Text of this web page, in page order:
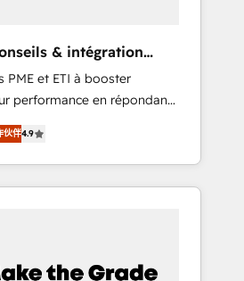
tiering Elite HubSpot Partner
We convert
to HubSpot evangelists 🧡
agency for an Ops
& intégration
PME et ETI à booster
performance en répondant
(ERP, téléphonie, etc.) •
équipes grâce à un outil et
de la
30 consultants certifiés
伙伴4.9